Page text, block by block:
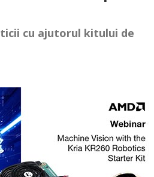
cu ajutorul kitului de